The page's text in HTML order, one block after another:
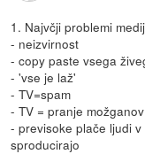
1. Najvčji problemi
- neizvirnost
- copy paste vsega
- 'vse je laž'
- TV=spam
- TV = pranje možganov
- previsoke plače ljudi
sproducirajo